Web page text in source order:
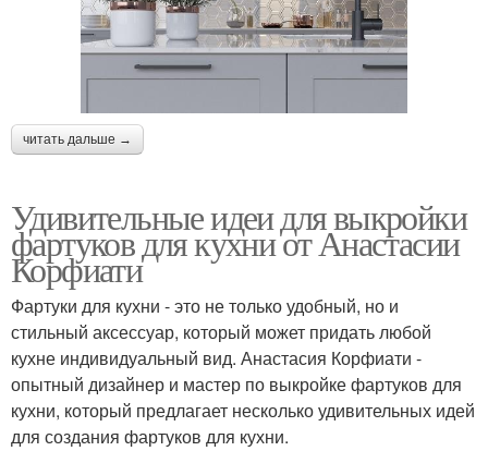
читать дальше →
Удивительные идеи для выкройки
фартуков для кухни от Анастасии
Корфиати
Фартуки для кухни - это не только удобный, но и
стильный аксессуар, который может придать любой
кухне индивидуальный вид. Анастасия Корфиати -
опытный дизайнер и мастер по выкройке фартуков для
кухни, который предлагает несколько удивительных идей
для создания фартуков для кухни.